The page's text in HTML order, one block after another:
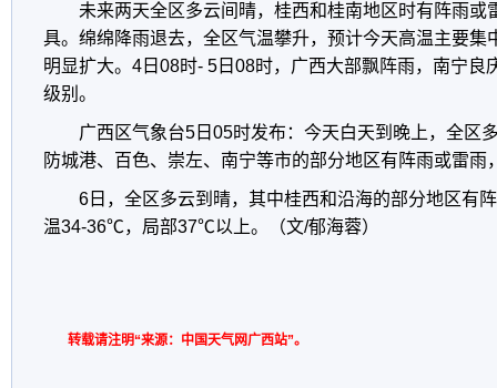
未来两天全区多云间晴，桂西和桂南地区时有阵雨或
具。绵绵降雨退去，全区气温攀升，预计今天高温主要集
明显扩大。4日08时- 5日08时，广西大部飘阵雨，南宁良
级别。
广西区气象台5日05时发布：今天白天到晚上，全区
防城港、百色、崇左、南宁等市的部分地区有阵雨或雷雨
6日，全区多云到晴，其中桂西和沿海的部分地区有
温34-36℃，局部37℃以上。（文/郁海蓉）
转载请注明“来源：中国天气网广西站”。